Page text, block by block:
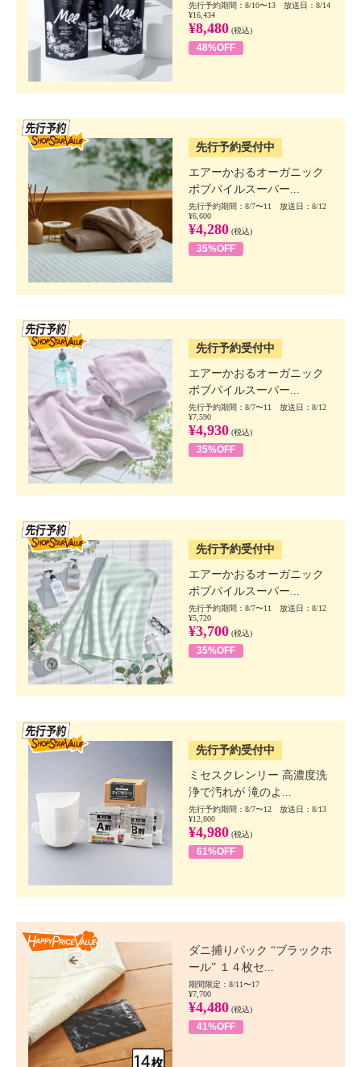
先行予約期間：8/10〜13 放送日：8/14
¥16,434
¥8,480 (税込)
48%OFF
先行予約受付中
エアーかおるオーガニック
ボブパイルスーパー...
先行予約期間：8/7〜11 放送日：8/12
¥6,600
¥4,280 (税込)
35%OFF
先行予約受付中
エアーかおるオーガニック
ボブパイルスーパー...
先行予約期間：8/7〜11 放送日：8/12
¥7,590
¥4,930 (税込)
35%OFF
先行予約受付中
エアーかおるオーガニック
ボブパイルスーパー...
先行予約期間：8/7〜11 放送日：8/12
¥5,720
¥3,700 (税込)
35%OFF
先行予約受付中
ミセスクレンリー 高濃度洗
浄で汚れが 滝のよ...
先行予約期間：8/7〜12 放送日：8/13
¥12,800
¥4,980 (税込)
61%OFF
ダニ捕りパック “ブラックホ
ール” １４枚セ...
期間限定：8/11〜17
¥7,700
¥4,480 (税込)
41%OFF